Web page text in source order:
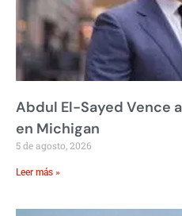
Abdul El-Sayed Vence
en Michigan
5 de agosto, 2026
Leer más »